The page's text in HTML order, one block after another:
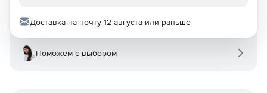
Доставка на почту 12 августа или раньше
Поможем с выбором